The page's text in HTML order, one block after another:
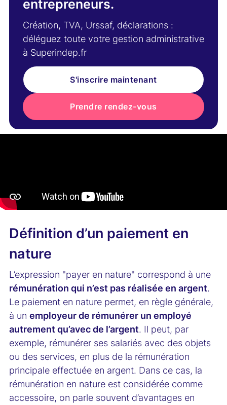
entrepreneurs.
Création, TVA, Urssaf, déclarations :
déléguez toute votre gestion administrative
à Superindep.fr
S'inscrire maintenant
Prendre rendez-vous
Définition d’un paiement en
nature
L’expression "payer en nature" correspond à une
rémunération qui n’est pas réalisée en argent.
Le paiement en nature permet, en règle générale,
à un employeur de rémunérer un employé
autrement qu’avec de l’argent. Il peut, par
exemple, rémunérer ses salariés avec des objets
ou des services, en plus de la rémunération
principale effectuée en argent. Dans ce cas, la
rémunération en nature est considérée comme
accessoire, on parle souvent d’avantages en